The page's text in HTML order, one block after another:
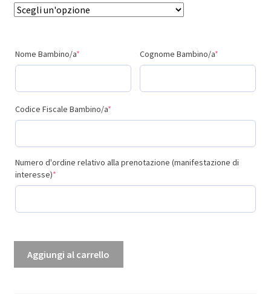
Nome Bambino/a*(required) Cognome Bambino/a*
Codice Fiscale Bambino/a*(required)
Numero d'ordine relativo alla prenotazione (manifestazione di
interesse)*(required)
Aggiungi al carrello